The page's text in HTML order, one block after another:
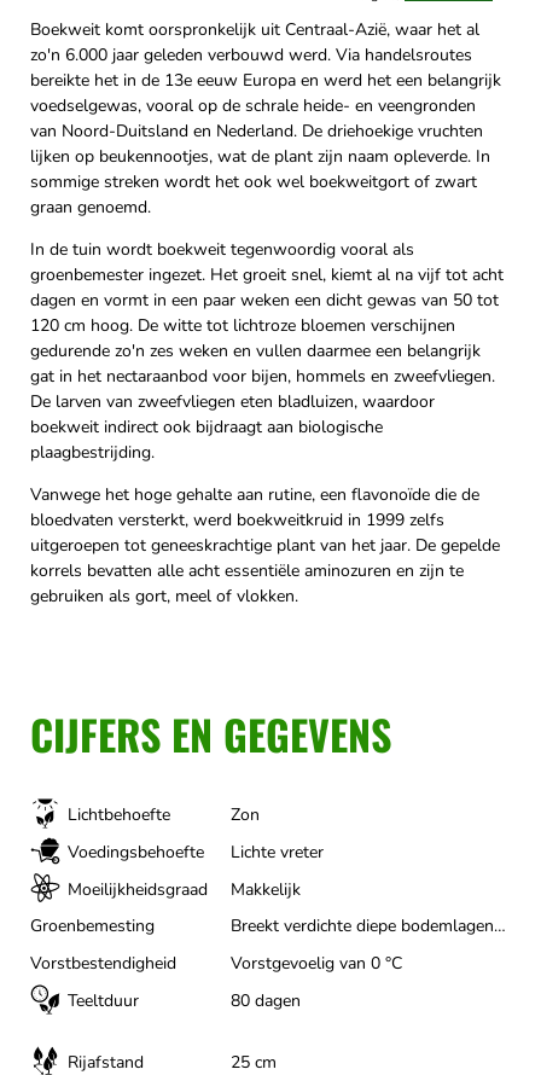
Boekweit komt oorspronkelijk uit Centraal-Azië, waar het al
zo'n 6.000 jaar geleden verbouwd werd. Via handelsroutes
bereikte het in de 13e eeuw Europa en werd het een belangrijk
voedselgewas, vooral op de schrale heide- en veengronden
van Noord-Duitsland en Nederland. De driehoekige vruchten
lijken op beukennootjes, wat de plant zijn naam opleverde. In
sommige streken wordt het ook wel boekweitgort of zwart
graan genoemd.
In de tuin wordt boekweit tegenwoordig vooral als
groenbemester ingezet. Het groeit snel, kiemt al na vijf tot acht
dagen en vormt in een paar weken een dicht gewas van 50 tot
120 cm hoog. De witte tot lichtroze bloemen verschijnen
gedurende zo'n zes weken en vullen daarmee een belangrijk
gat in het nectar­aanbod voor bijen, hommels en zweefvliegen.
De larven van zweefvliegen eten bladluizen, waardoor
boekweit indirect ook bijdraagt aan biologische
plaagbestrijding.
Vanwege het hoge gehalte aan rutine, een flavonoïde die de
bloedvaten versterkt, werd boekweitkruid in 1999 zelfs
uitgeroepen tot geneeskrachtige plant van het jaar. De gepelde
korrels bevatten alle acht essentiële aminozuren en zijn te
gebruiken als gort, meel of vlokken.
CIJFERS EN GEGEVENS
Lichtbehoefte
Zon
Voedingsbehoefte
Lichte vreter
Moeilijkheidsgraad
Makkelijk
Groenbemesting
Breekt verdichte diepe bodemlagen open, Bestrijdt aaltjes actief, Onderdrukt onkruid bijzonder goed, Waardevolle bijen- en insectenweide, Legt bodemstikstof vast tegen uitspoeling
Vorstbestendigheid
Vorstgevoelig van 0 °C
Teeltduur
80 dagen
Rijafstand
25 cm